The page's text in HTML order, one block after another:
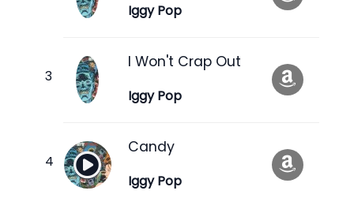
Iggy Pop
I Won't Crap Out
Iggy Pop
Candy
Iggy Pop